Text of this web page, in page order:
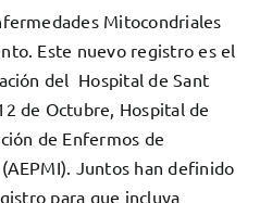
Mitocondriales
Este nuevo registro es el
del Hospital de Sant
de Octubre, Hospital de
de Enfermos de
Juntos han definido
para que incluya